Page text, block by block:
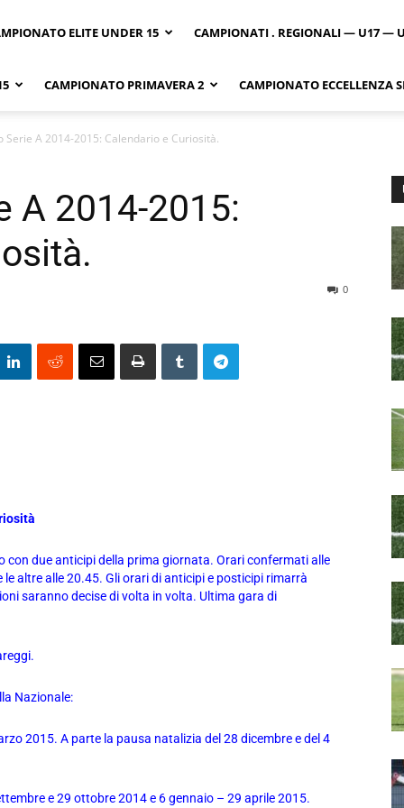
ELITE UNDER 15 CAMPIONATI . REGIONALI — U17 —
CAMPIONATO PRIMAVERA 2 CAMPIONATO ECCELLENZA
Serie A 2014-2015: Calendario e Curiosità.
A 2014-2015:
0
due anticipi della prima giornata. Orari confermati alle
altre alle 20.45. Gli orari di anticipi e posticipi rimarrà
saranno decise di volta in volta. Ultima gara di
Nazionale:
2015. A parte la pausa natalizia del 28 dicembre e del 4
e 29 ottobre 2014 e 6 gennaio – 29 aprile 2015.